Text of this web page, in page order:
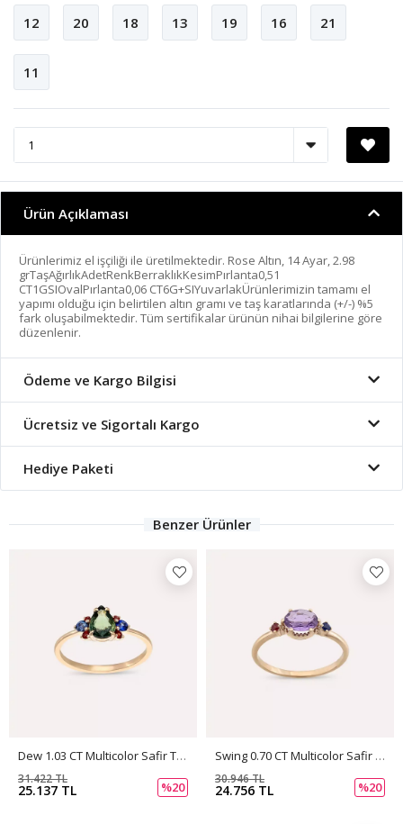
12 20 18 13 19 16 21
11
Ürün Açıklaması
Ürünlerimiz el işçiliği ile üretilmektedir. Rose Altın, 14 Ayar, 2.98
grTaşAğırlıkAdetRenkBerraklıkKesimPırlanta0,51
CT1GSIOvalPırlanta0,06 CT6G+SIYuvarlakÜrünlerimizin tamamı el
yapımı olduğu için belirtilen altın gramı ve taş karatlarında (+/-) %5
fark oluşabilmektedir. Tüm sertifikalar ürünün nihai bilgilerine göre
düzenlenir.
Ödeme ve Kargo Bilgisi
Ücretsiz ve Sigortalı Kargo
Hediye Paketi
Benzer Ürünler
Dew 1.03 CT Multicolor Safir Taşlı Rose Altın Yüzük
25.137 TL
31.422 TL
%20
Swing 0.70 CT Multicolor Safir Taşlı Rose Altın Yüzük
24.756 TL
30.946 TL
%20